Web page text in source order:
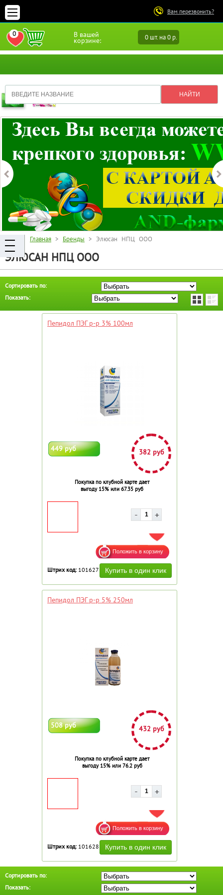
Вам перезвонить?
В вашей
корзине: 0 шт. на 0 р.
0
ПЕРЕЙТИ В ИЗБРАННОЕ
Главная > Бренды > Элюсан НПЦ ООО
ЭЛЮСАН НПЦ ООО
Сортировать по:
Показать:
Пепидол ПЭГ р-р 3% 100мл
449 руб 382 руб
Покупка по клубной карте дает
выгоду 15% или 67.35 руб
ДОБАВИТЬ В ИЗБРАННОЕ
Штрих код: 101627
Пепидол ПЭГ р-р 5% 250мл
508 руб 432 руб
Покупка по клубной карте дает
выгоду 15% или 76.2 руб
ДОБАВИТЬ В ИЗБРАННОЕ
Штрих код: 101628
Сортировать по:
Показать: